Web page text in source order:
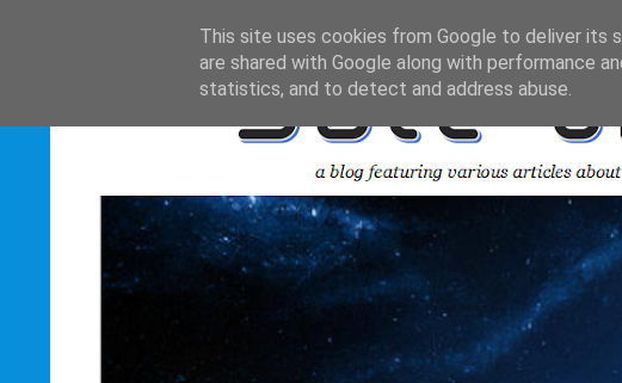
This site uses cookies from Google to deliver its
are shared with Google along with performance
statistics, and to detect and address abuse.